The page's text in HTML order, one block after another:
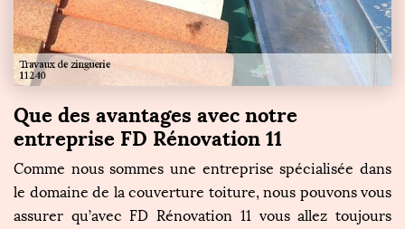
Que des avantages avec notre
entreprise FD Rénovation 11
Comme nous sommes une entreprise spécialisée dans
le domaine de la couverture toiture, nous pouvons vous
assurer qu’avec FD Rénovation 11 vous allez toujours